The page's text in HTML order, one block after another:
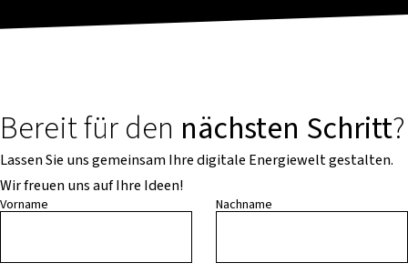
Bereit für den nächsten Schritt?
Lassen Sie uns gemeinsam Ihre digitale Energiewelt gestalten.
Wir freuen uns auf Ihre Ideen!
Vorname Nachname